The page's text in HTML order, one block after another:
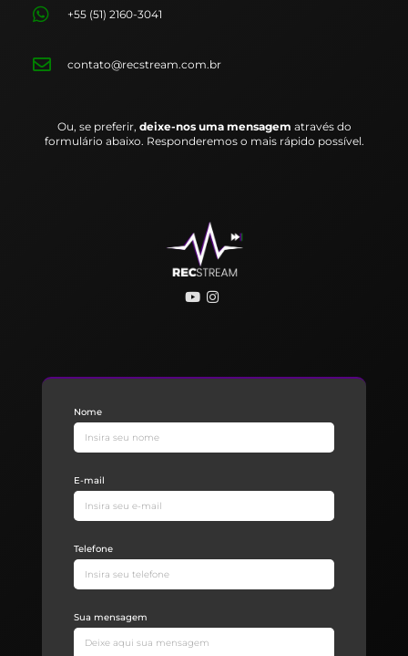
+55 (51) 2160-3041
contato@recstream.com.br
Ou, se preferir, deixe-nos uma mensagem através do
formulário abaixo. Responderemos o mais rápido possível.
Nome
E-mail
Telefone
Sua mensagem